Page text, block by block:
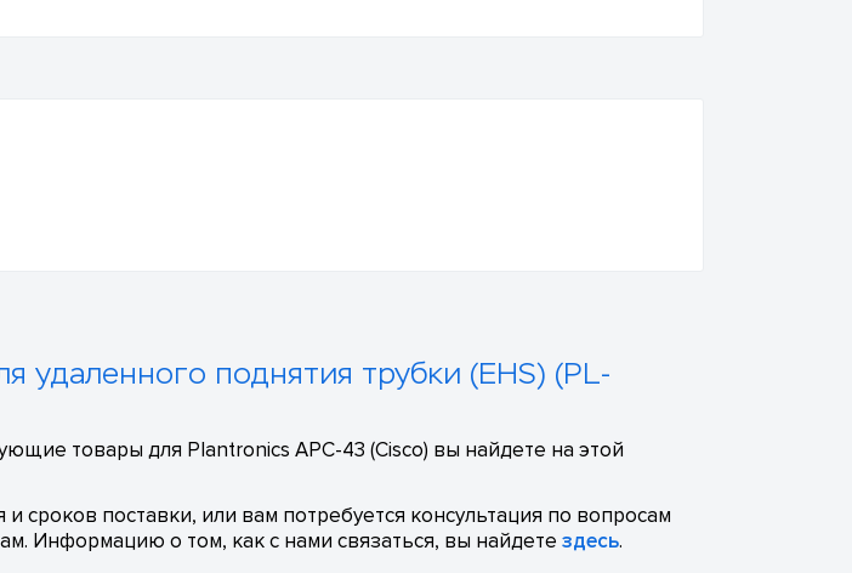
удаленного поднятия трубки (EHS) (PL-
товары для Plantronics APC-43 (Cisco) вы найдете на этой
сроков поставки, или вам потребуется консультация по вопросам
Информацию о том, как с нами связаться, вы найдете здесь.